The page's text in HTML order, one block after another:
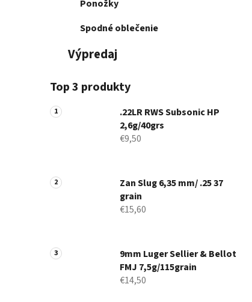
Ponožky
Spodné oblečenie
Výpredaj
Top 3 produkty
.22LR RWS Subsonic HP
2,6g/40grs
€9,50
Zan Slug 6,35 mm/ .25 37
grain
€15,60
9mm Luger Sellier & Bellot
FMJ 7,5g/115grain
€14,50